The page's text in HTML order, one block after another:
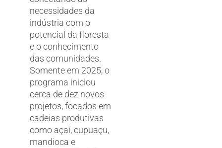
necessidades da
indústria com o
potencial da floresta
e o conhecimento
das comunidades.
Somente em 2025, o
programa iniciou
cerca de dez novos
projetos, focados em
cadeias produtivas
como açaí, cupuaçu,
mandioca e